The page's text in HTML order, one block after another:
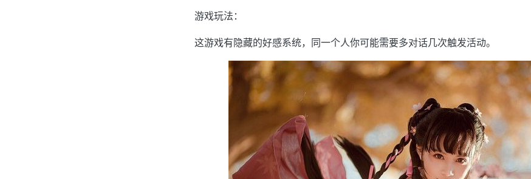
游戏玩法：
这游戏有隐藏的好感系统，同一个人你可能需要多对话几次触发活动。